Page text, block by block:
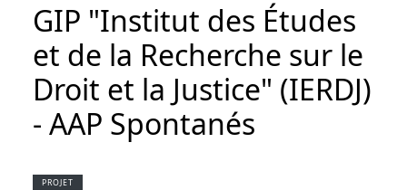
GIP "Institut des Études
et de la Recherche sur le
Droit et la Justice" (IERDJ)
- AAP Spontanés
PROJET